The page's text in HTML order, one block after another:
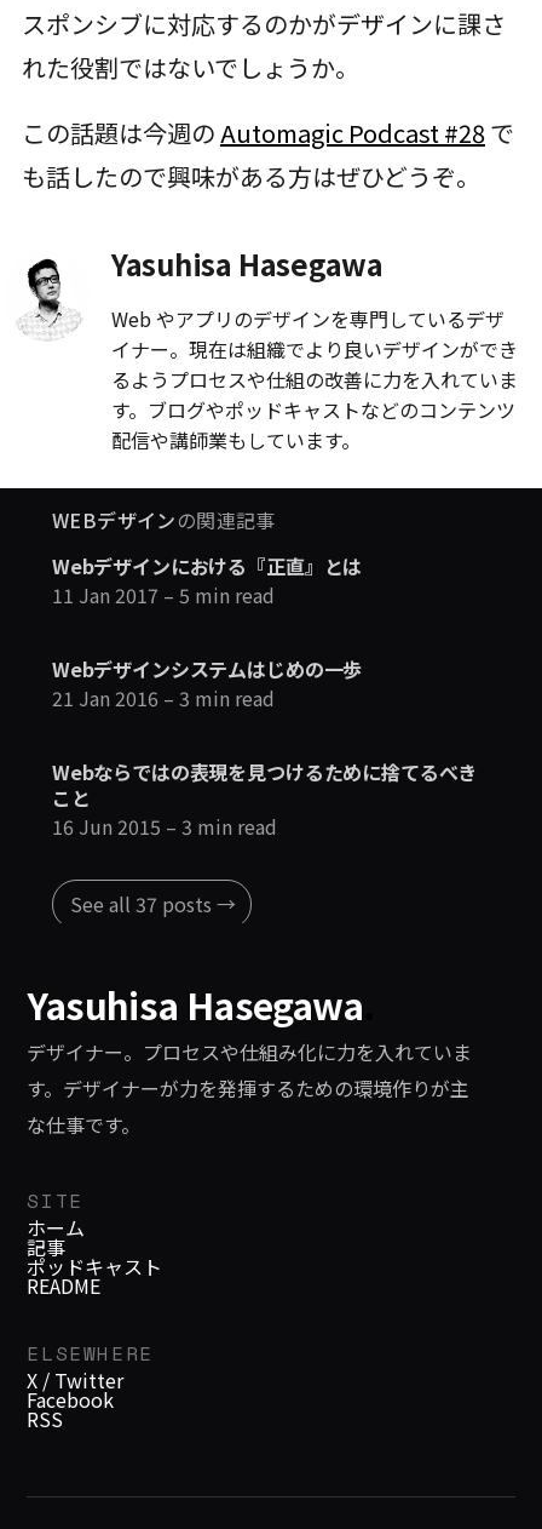
スポンシブに対応するのかがデザインに課さ
れた役割ではないでしょうか。
この話題は今週のAutomagic Podcast #28で
も話したので興味がある方はぜひどうぞ。
Yasuhisa Hasegawa
Web やアプリのデザインを専門しているデザ
イナー。現在は組織でより良いデザインができ
るようプロセスや仕組の改善に力を入れていま
す。ブログやポッドキャストなどのコンテンツ
配信や講師業もしています。
WEBデザインの関連記事
Webデザインにおける『正直』とは
11 Jan 2017 – 5 min read
Webデザインシステムはじめの一歩
21 Jan 2016 – 3 min read
Webならではの表現を見つけるために捨てるべき
こと
16 Jun 2015 – 3 min read
See all 37 posts →
Yasuhisa Hasegawa
デザイナー。プロセスや仕組み化に力を入れていま
す。デザイナーが力を発揮するための環境作りが主
な仕事です。
SITE
ホーム
記事
ポッドキャスト
README
ELSEWHERE
X / Twitter
Facebook
RSS